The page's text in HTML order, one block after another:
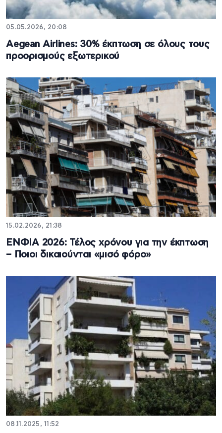
05.05.2026, 20:08
Aegean Airlines: 30% έκπτωση σε όλους τους
προορισμούς εξωτερικού
15.02.2026, 21:38
ΕΝΦΙΑ 2026: Τέλος χρόνου για την έκπτωση
– Ποιοι δικαιούνται «μισό φόρο»
08.11.2025, 11:52